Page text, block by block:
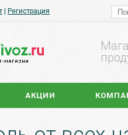
Регистрация
АКЦИИ